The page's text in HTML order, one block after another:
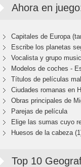
Ahora en
Capitales de Europa
Escribe los planetas
Vocalista y grupo
Modelos de coches -
Títulos de películas
Ciudades romanas en
Obras principales de
Parejas de película
Elige las sumas cuyo
Huesos de la cabeza
Top 10